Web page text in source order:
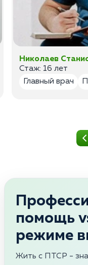
Николаев
Стаж: 16 лет
Главный врач
помощь
режиме
Жить с ПТСР -